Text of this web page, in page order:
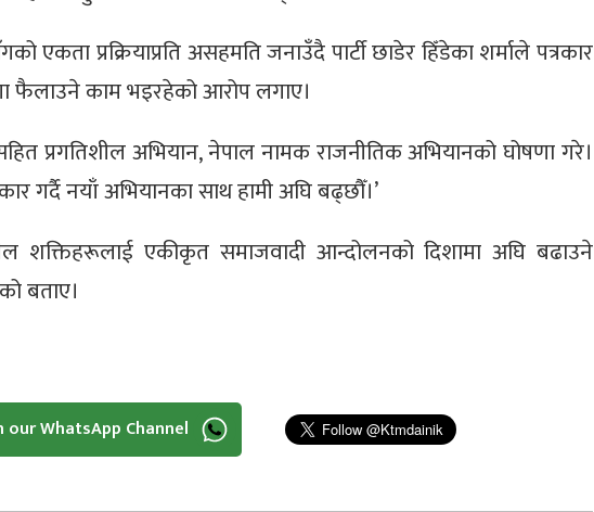
प्रक्रियाप्रति असहमति जनाउँदै पार्टी छाडेर हिँडेका शर्माले पत्रकार
फैलाउने काम भइरहेको आरोप लगाए।
प्रगतिशील अभियान, नेपाल नामक राजनीतिक अभियानको घोषणा गरे।
गर्दै नयाँ अभियानका साथ हामी अघि बढ्छौँ।’
शक्तिहरूलाई एकीकृत समाजवादी आन्दोलनको दिशामा अघि बढाउने
बताए।
our WhatsApp Channel